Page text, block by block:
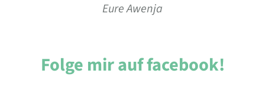
Eure Awenja
Folge mir auf facebook!